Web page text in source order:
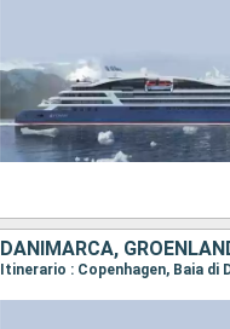
DANIMARCA,